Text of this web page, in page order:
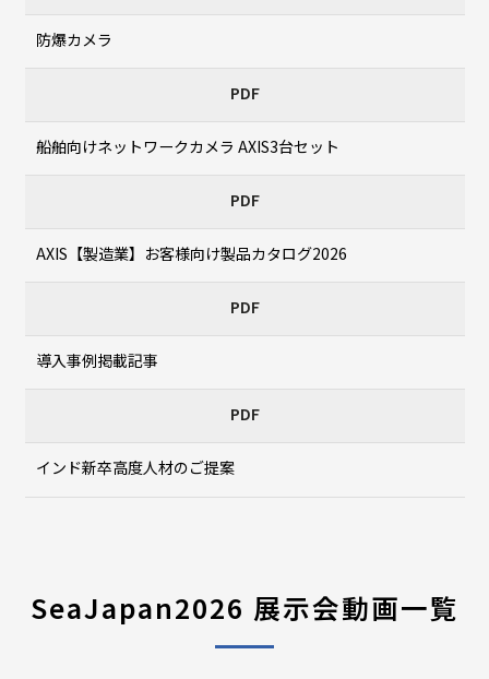
防爆カメラ
PDF
船舶向けネットワークカメラ AXIS3台セット
PDF
AXIS【製造業】お客様向け製品カタログ2026
PDF
導入事例掲載記事
PDF
インド新卒高度人材のご提案
SeaJapan2026 展示会動画一覧